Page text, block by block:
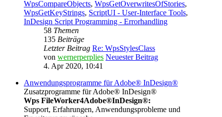
WpsCompareObjects, WpsGetOverwritesOfStories,
WpsGetKeyStrings, ScriptUI - User-Interface Tools,
InDesign Script Programming - Errorhandling
58 Themen
135 Beiträge
Letzter Beitrag Re: WpsStylesClass
von wernerperplies Neuester Beitrag
4. Apr 2020, 10:41
Anwendungsprogramme für Adobe® InDesign®
Zusatzprogramme für Adobe® InDesign®
Wps FileWorker4Adobe®InDesign®:
Support, Erfahrungen, Anwendungsprobleme und